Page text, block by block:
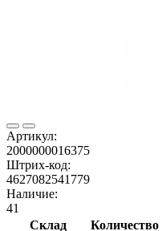
Артикул:
2000000016375
Штрих-код:
4627082541779
Наличие:
41
Склад
Количество